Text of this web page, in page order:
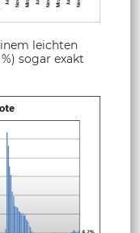
leichten
sogar exakt